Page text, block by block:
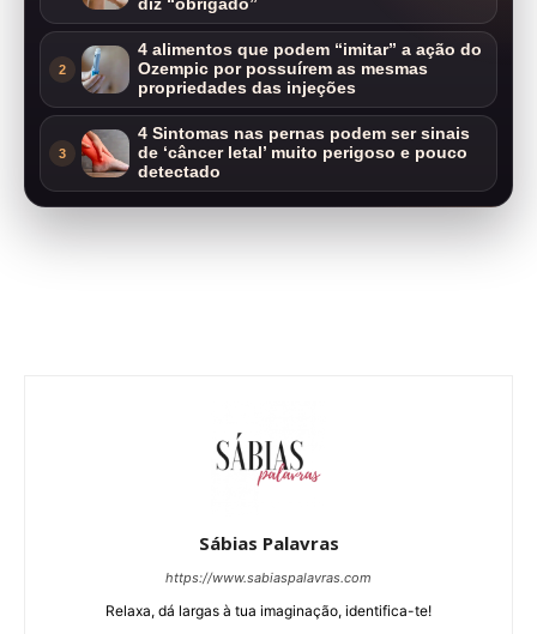
diz “obrigado”
2
4 alimentos que podem “imitar” a ação do
Ozempic por possuírem as mesmas
propriedades das injeções
3
4 Sintomas nas pernas podem ser sinais
de ‘câncer letal’ muito perigoso e pouco
detectado
Sábias Palavras
https://www.sabiaspalavras.com
Relaxa, dá largas à tua imaginação, identifica-te!